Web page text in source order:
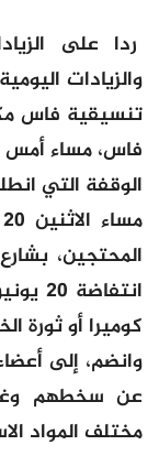
ردا على
والزيادات
تنسيقية فاس
فاس، مساء أمس
الوقفة التي
المحتجين،
كوميرا أو ثورة
وانضم، إلى
عن سخطهم
مختلف المواد